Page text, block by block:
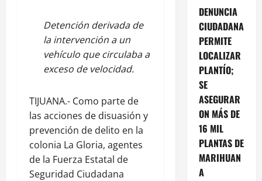
Detención derivada de
la intervención a un
vehículo que circulaba a
exceso de velocidad.
TIJUANA.- Como parte de
las acciones de disuasión y
prevención de delito en la
colonia La Gloria, agentes
de la Fuerza Estatal de
Seguridad Ciudadana
DENUNCIA
CIUDADANA
PERMITE
LOCALIZAR
PLANTÍO;
SE
ASEGURAR
ON MÁS DE
16 MIL
PLANTAS DE
MARIHUAN
A